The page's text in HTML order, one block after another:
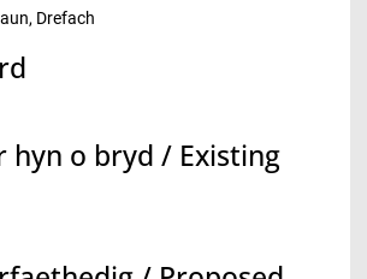
Drefach
hyn o bryd / Existing